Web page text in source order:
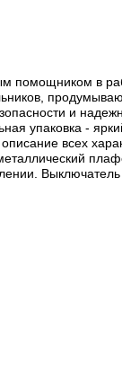
помощником в
и
упаковка -
всех